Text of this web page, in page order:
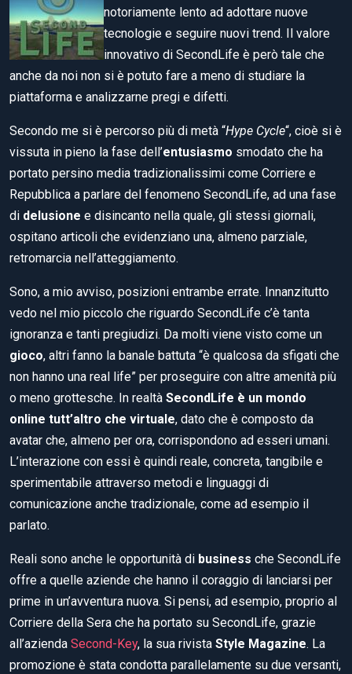
notoriamente lento ad adottare nuove
tecnologie e seguire nuovi trend. Il valore
innovativo di SecondLife è però tale che
anche da noi non si è potuto fare a meno di studiare la
piattaforma e analizzarne pregi e difetti.
Secondo me si è percorso più di metà “Hype Cycle“, cioè si è
vissuta in pieno la fase dell’entusiasmo smodato che ha
portato persino media tradizionalissimi come Corriere e
Repubblica a parlare del fenomeno SecondLife, ad una fase
di delusione e disincanto nella quale, gli stessi giornali,
ospitano articoli che evidenziano una, almeno parziale,
retromarcia nell’atteggiamento.
Sono, a mio avviso, posizioni entrambe errate. Innanzitutto
vedo nel mio piccolo che riguardo SecondLife c’è tanta
ignoranza e tanti pregiudizi. Da molti viene visto come un
gioco, altri fanno la banale battuta “è qualcosa da sfigati che
non hanno una real life” per proseguire con altre amenità più
o meno grottesche. In realtà SecondLife è un mondo
online tutt’altro che virtuale, dato che è composto da
avatar che, almeno per ora, corrispondono ad esseri umani.
L’interazione con essi è quindi reale, concreta, tangibile e
sperimentabile attraverso metodi e linguaggi di
comunicazione anche tradizionale, come ad esempio il
parlato.
Reali sono anche le opportunità di business che SecondLife
offre a quelle aziende che hanno il coraggio di lanciarsi per
prime in un’avventura nuova. Si pensi, ad esempio, proprio al
Corriere della Sera che ha portato su SecondLife, grazie
all’azienda Second-Key, la sua rivista Style Magazine. La
promozione è stata condotta parallelamente su due versanti,